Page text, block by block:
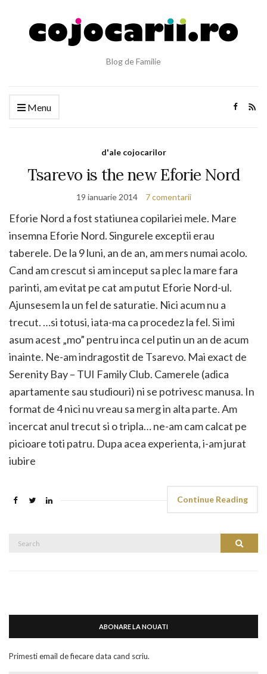
Blog de Familie
Menu
d'ale cojocarilor
Tsarevo is the new Eforie Nord
19 ianuarie 2014 7 comentarii
Eforie Nord a fost statiunea copilariei mele. Mare
insemna Eforie Nord. Singurele exceptii erau
taberele. De la 9 luni, an de an, am mers numai acolo.
Cand am crescut si am inceput sa plec la mare fara
parinti, am evitat pe cat am putut Eforie Nord-ul.
Ajunsesem la un fel de saturatie. Nici acum nu a
trecut. …si totusi, iata-ma ca procedez la fel. Si imi
asum acest „mo” pentru inca cel putin un an de acum
inainte. Ne-am indragostit de Tsarevo. Mai exact de
Serenity Bay – TUI Family Club. Camerele (adica
apartamente sau studiouri) ni se potrivesc manusa. In
format de 4 nici nu vreau sa merg in alta parte. Am
incercat anul trecut si o tripla… ne-am cam calcat pe
picioare toti patru. Dupa acea experienta, i-am jurat
iubire
Continue Reading
Search
ABONARE LA NOUATI
Primesti email de fiecare data cand scriu.